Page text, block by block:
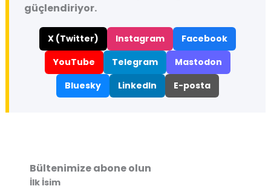
güçlendiriyor.
X (Twitter) Instagram
Facebook
YouTube
Telegram
Mastodon
Bluesky
LinkedIn E-posta
Bültenimize abone olun
İlk İsim